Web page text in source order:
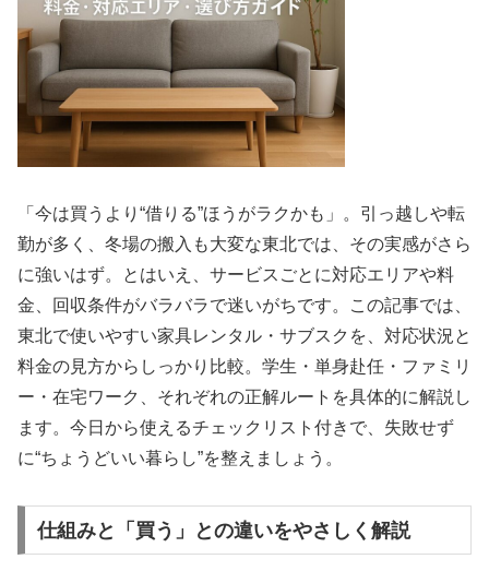
「今は買うより“借りる”ほうがラクかも」。引っ越しや転
勤が多く、冬場の搬入も大変な東北では、その実感がさら
に強いはず。とはいえ、サービスごとに対応エリアや料
金、回収条件がバラバラで迷いがちです。この記事では、
東北で使いやすい家具レンタル・サブスクを、対応状況と
料金の見方からしっかり比較。学生・単身赴任・ファミリ
ー・在宅ワーク、それぞれの正解ルートを具体的に解説し
ます。今日から使えるチェックリスト付きで、失敗せず
に“ちょうどいい暮らし”を整えましょう。
仕組みと「買う」との違いをやさしく解説